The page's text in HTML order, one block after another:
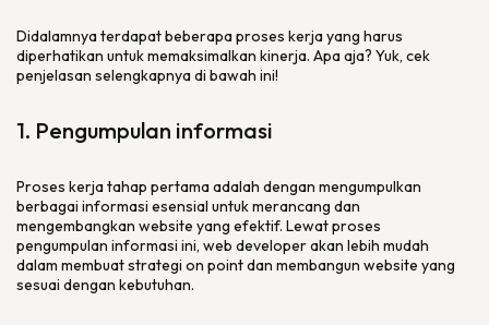
Didalamnya terdapat beberapa proses kerja yang harus
diperhatikan untuk memaksimalkan kinerja. Apa aja? Yuk, cek
penjelasan selengkapnya di bawah ini!
1. Pengumpulan informasi
Proses kerja tahap pertama adalah dengan mengumpulkan
berbagai informasi esensial untuk merancang dan
mengembangkan website yang efektif. Lewat proses
pengumpulan informasi ini, web developerakan lebih mudah
dalam membuat strategi on pointdan membangun website yang
sesuai dengan kebutuhan.